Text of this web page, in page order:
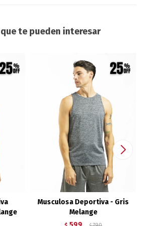
te pueden interesar
Musculosa Deportiva - Gris
Melange